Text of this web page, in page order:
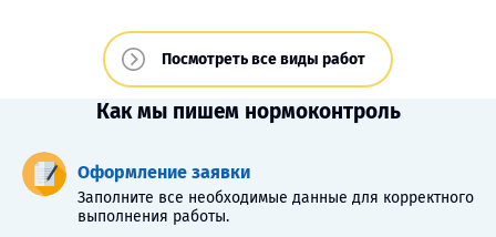
Посмотреть все виды работ
Как мы пишем нормоконтроль
Оформление заявки
Заполните все необходимые данные для корректного
выполнения работы.